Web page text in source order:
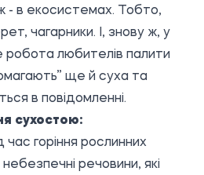
- в екосистемах. Тобто,
чагарники. І, знову ж, у
робота любителів палити
ще й суха та
в повідомленні.
сухостою:
час горіння рослинних
речовини, які